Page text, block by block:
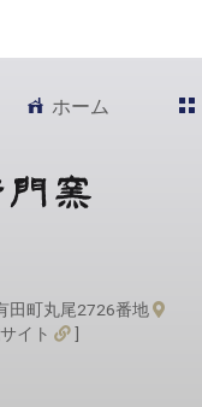
ホーム
田町丸尾2726番地
イト
]